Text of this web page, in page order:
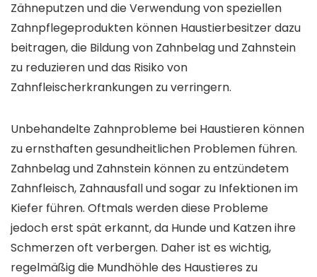
Zähneputzen und die Verwendung von speziellen
Zahnpflegeprodukten können Haustierbesitzer dazu
beitragen, die Bildung von Zahnbelag und Zahnstein
zu reduzieren und das Risiko von
Zahnfleischerkrankungen zu verringern.
Unbehandelte Zahnprobleme bei Haustieren können
zu ernsthaften gesundheitlichen Problemen führen.
Zahnbelag und Zahnstein können zu entzündetem
Zahnfleisch, Zahnausfall und sogar zu Infektionen im
Kiefer führen. Oftmals werden diese Probleme
jedoch erst spät erkannt, da Hunde und Katzen ihre
Schmerzen oft verbergen. Daher ist es wichtig,
regelmäßig die Mundhöhle des Haustieres zu